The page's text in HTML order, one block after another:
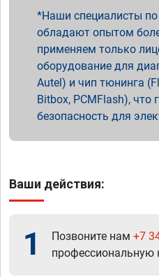
Наши специалисты
обладают опытом
применяем только
оборудование для
Autel) и чип тюнинга
Bitbox, PCMFlash), что
безопасность для
Ваши действия:
1 Позвоните нам +7
профессиональную